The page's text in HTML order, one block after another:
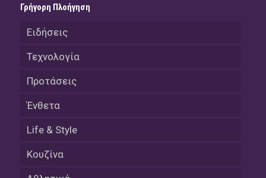
Γρήγορη Πλοήγηση
Ειδήσεις
Τεχνολογία
Προτάσεις
Ένθετα
Life & Style
Κουζίνα